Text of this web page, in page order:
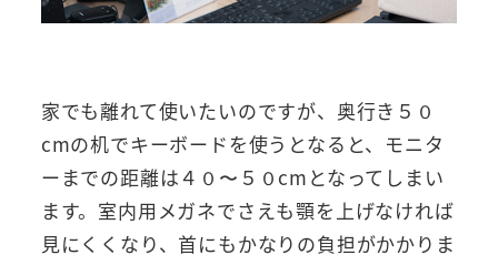
家でも離れて使いたいのですが、奥行き５０
cmの机でキーボードを使うとなると、モニタ
ーまでの距離は４０〜５０cmとなってしまい
ます。室内用メガネでさえも顎を上げなければ
見にくくなり、首にもかなりの負担がかかりま